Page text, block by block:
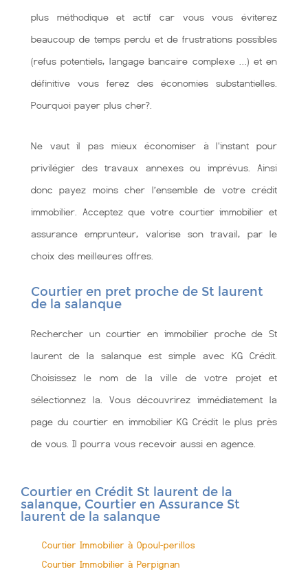
plus méthodique et actif car vous vous éviterez
beaucoup de temps perdu et de frustrations possibles
(refus potentiels, langage bancaire complexe …) et en
définitive vous ferez des économies substantielles.
Pourquoi payer plus cher?.
Ne vaut il pas mieux économiser à l'instant pour
privilégier des travaux annexes ou imprévus. Ainsi
donc payez moins cher l’ensemble de votre crédit
immobilier. Acceptez que votre courtier immobilier et
assurance emprunteur, valorise son travail, par le
choix des meilleures offres.
Courtier en pret proche de St laurent
de la salanque
Rechercher un courtier en immobilier proche de St
laurent de la salanque est simple avec KG Crédit.
Choisissez le nom de la ville de votre projet et
sélectionnez la. Vous découvrirez immédiatement la
page du courtier en immobilier KG Crédit le plus près
de vous. Il pourra vous recevoir aussi en agence.
Courtier en Crédit St laurent de la
salanque, Courtier en Assurance St
laurent de la salanque
Courtier Immobilier à Opoul-perillos
Courtier Immobilier à Perpignan